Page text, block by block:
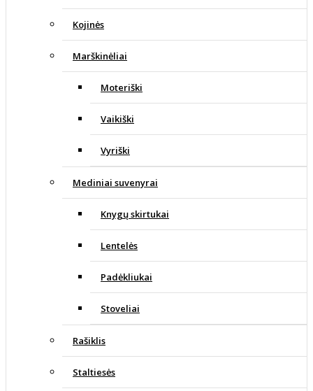
Kojinės
Marškinėliai
Moteriški
Vaikiški
Vyriški
Mediniai suvenyrai
Knygų skirtukai
Lentelės
Padėkliukai
Stoveliai
Rašiklis
Staltiesės